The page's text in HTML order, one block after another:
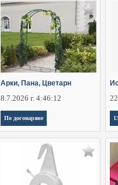
Арки, Пана, Цветарн
8.7.2026 г. 4:46:12
По договаряне